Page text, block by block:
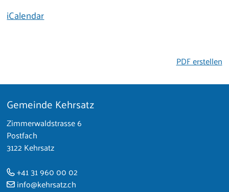
iCalendar
PDF erstellen
Footer
Gemeinde Kehrsatz
Zimmerwaldstrasse 6
Postfach
3122 Kehrsatz
+41 31 960 00 02
info@kehrsatz.ch